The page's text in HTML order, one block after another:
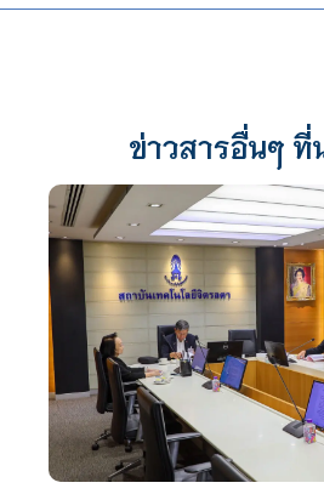
ข่าวสารอื่นๆ ที่